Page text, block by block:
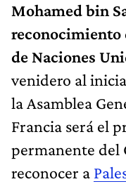
Mohamed bin
reconocimiento
de Naciones
venidero al
la Asamblea
Francia será el
permanente del
reconocer a